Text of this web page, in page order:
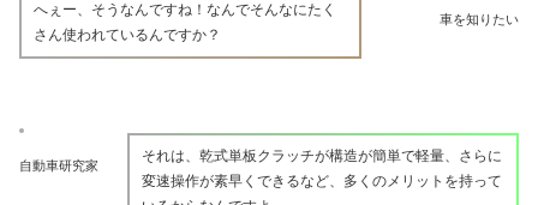
車を知りたい
へぇー、そうなんですね！なんでそんなにたく
さん使われているんですか？
自動車研究家
それは、乾式単板クラッチが構造が簡単で軽量、さらに
変速操作が素早くできるなど、多くのメリットを持って